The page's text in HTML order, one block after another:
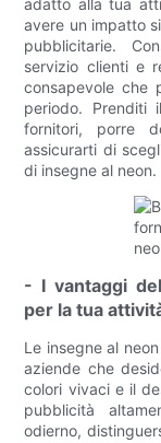
avere un impatto
pubblicitarie.
servizio clienti e
consapevole che
periodo. Prenditi
fornitori, porre
assicurarti di
di insegne al neon.
- I vantaggi
per la tua
Le insegne al
aziende che
colori vivaci e il
pubblicità
odierno,